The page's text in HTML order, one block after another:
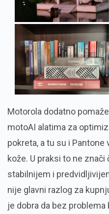
Motorola dodatno
motoAI alatima za
pokreta, a tu su i Pantone
kože. U praksi to ne znači
stabilnijem i
nije glavni razlog za
je dobra da bez